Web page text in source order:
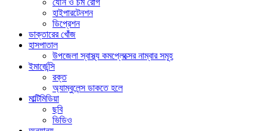
যৌন ও চর্ম রোগ
হাইপারটেনশন
ডিপ্রেশন
ডাক্তারের খোঁজ
হাসপাতাল
উপজেলা স্বাস্থ্য কমপ্লেক্সের নাম্বার সমূহ
ইমার্জেন্সি
রক্ত
অ্যাম্বুলেন্স ডাকতে হলে
মাল্টিমিডিয়া
ছবি
ভিডিও